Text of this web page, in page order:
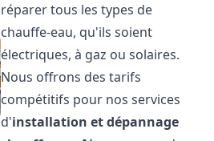
réparer tous les types de
chauffe-eau, qu'ils soient
électriques, à gaz ou solaires.
Nous offrons des tarifs
compétitifs pour nos services
d'installation et dépannage